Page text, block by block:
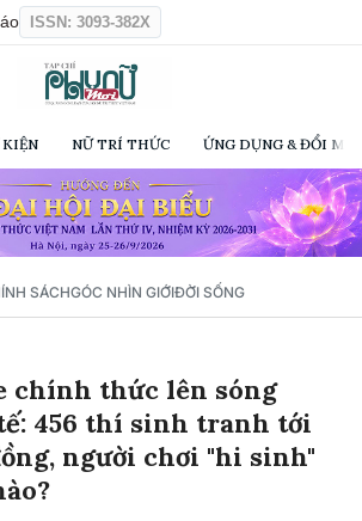
ISSN: 3093-382X
KIỆN NỮ TRÍ THỨC ỨNG DỤNG & ĐỔI
SÁCHGÓC NHÌN GIỚIĐỜI SỐNG
chính thức lên sóng
456 thí sinh tranh tới
người chơi "hi sinh"